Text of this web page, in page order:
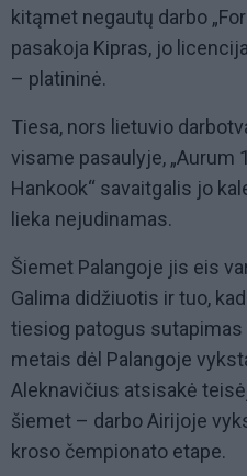
kitąmet negautų darbo
pasakoja Kipras, jo
– platininė.
Tiesa, nors lietuvio
visame pasaulyje, „Aurum
Hankook“ savaitgalis jo
lieka nejudinamas.
Šiemet Palangoje jis eis
Galima didžiuotis ir tuo,
tiesiog patogus
metais dėl Palangoje
Aleknavičius atsisakė
šiemet – darbo Airijoje
kroso čempionato etape.